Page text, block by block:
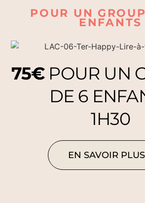
POUR UN
ENFANTS
75€POUR UN
DE 6
1H30
EN SAVOIR PLUS